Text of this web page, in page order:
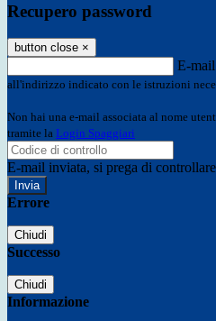
Recupero password
button close ×
E-mail
all'indirizzo indicato con le istruzioni
Non hai una e-mail associata al nome
tramite la Login Spaggiari
E-mail inviata, si prega di
Errore
Chiudi
Successo
Chiudi
Informazione